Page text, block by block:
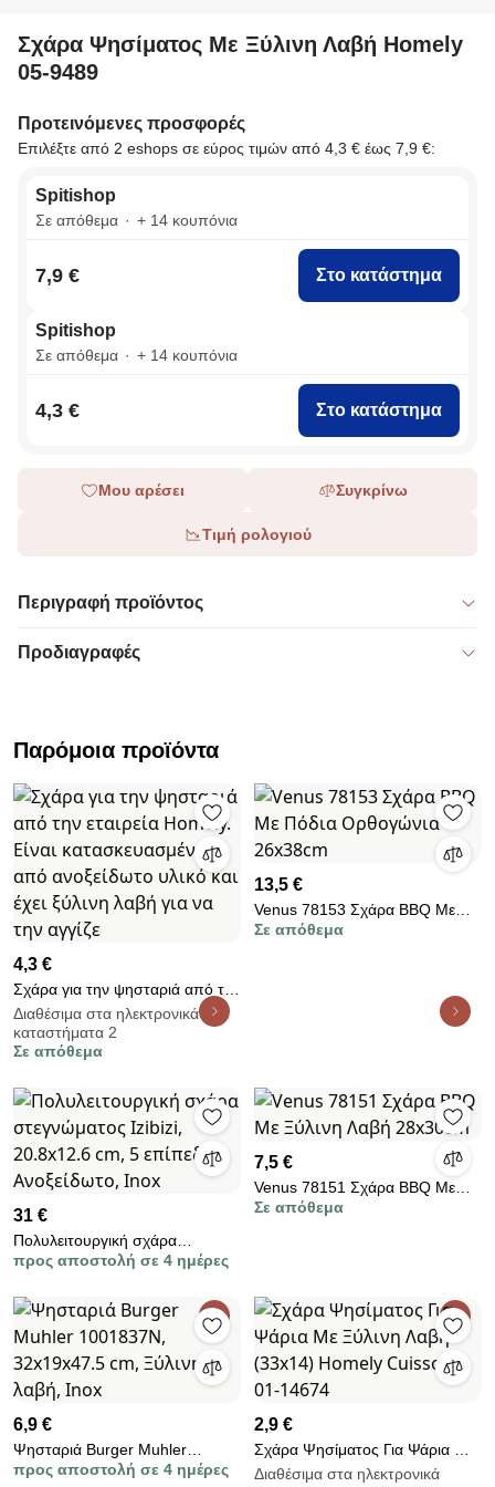
Σχάρα Ψησίματος Με Ξύλινη Λαβή Homely
05-9489
Προτεινόμενες προσφορές
Επιλέξτε από 2 eshops σε εύρος τιμών από 4,3 € έως 7,9 €:
Spitishop
Σε απόθεμα + 14 κουπόνια
7,9 € Στο κατάστημα
Spitishop
Σε απόθεμα + 14 κουπόνια
4,3 € Στο κατάστημα
Μου αρέσει Συγκρίνω
Τιμή ρολογιού
Περιγραφή προϊόντος
Προδιαγραφές
Παρόμοια προϊόντα
4,3 €
Σχάρα για την ψησταριά από την
εταιρεία Homely. Είναι
κατασκευασμένη από
ανοξείδωτο υλικό και έχει ξύλινη
Διαθέσιμα στα ηλεκτρονικά
καταστήματα 2
Σε απόθεμα
13,5 €
Venus 78153 Σχάρα BBQ Με
Πόδια Ορθογώνια 26x38cm
Σε απόθεμα
31 €
Πολυλειτουργική σχάρα
στεγνώματος Izibizi, 20.8x12.6
προς αποστολή σε 4 ημέρες
7,5 €
Venus 78151 Σχάρα BBQ Με
Ξύλινη Λαβή 28x30cm
Σε απόθεμα
6,9 €
Ψησταριά Burger Muhler
1001837N, 32x19x47.5 cm,
προς αποστολή σε 4 ημέρες
2,9 €
Σχάρα Ψησίματος Για Ψάρια Με
Ξύλινη Λαβή (33x14) Homely
Διαθέσιμα στα ηλεκτρονικά